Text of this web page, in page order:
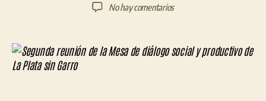
No hay comentariosen
de
la